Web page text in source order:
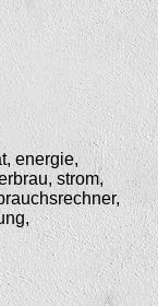
energie,
strom,